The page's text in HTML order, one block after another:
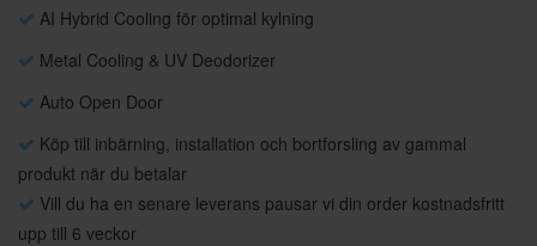
AI Hybrid Cooling för optimal kylning
Metal Cooling & UV Deodorizer
Auto Open Door
Köp till inbärning, installation och bortforsling av gammal
produkt när du betalar
Vill du ha en senare leverans pausar vi din order kostnadsfritt
upp till 6 veckor